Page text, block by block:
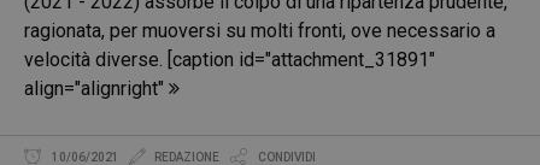
ragionata, per muoversi su molti fronti, ove necessario a
velocità diverse. [caption id="attachment_31891"
align="alignright"
10/06/2021 REDAZIONE CONDIVIDI